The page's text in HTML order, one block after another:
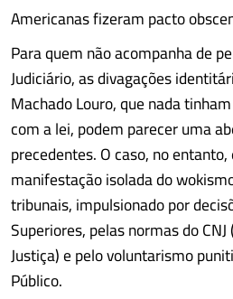
Americanas fizeram pacto
Para quem não acompanha de
Judiciário, as divagações
Machado Louro, que nada
com a lei, podem parecer uma
precedentes. O caso, no
manifestação isolada do
tribunais, impulsionado por
Superiores, pelas normas do
Justiça) e pelo voluntarismo
Público.